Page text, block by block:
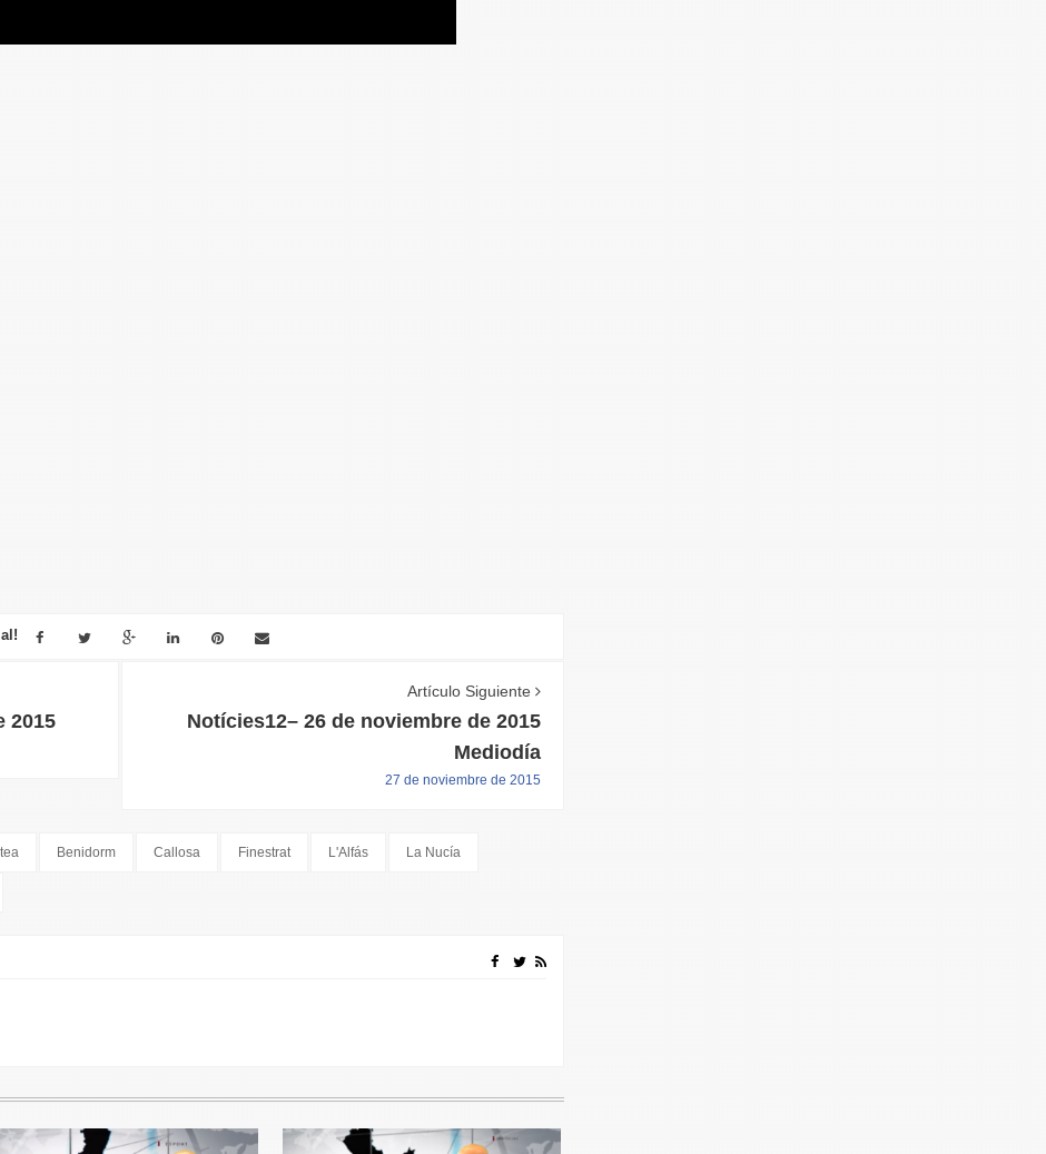
2015
Artículo Siguiente
Notícies12– 26 de noviembre de 2015
Mediodía
27 de noviembre de 2015
Benidorm Callosa Finestrat L'Alfás La Nucía